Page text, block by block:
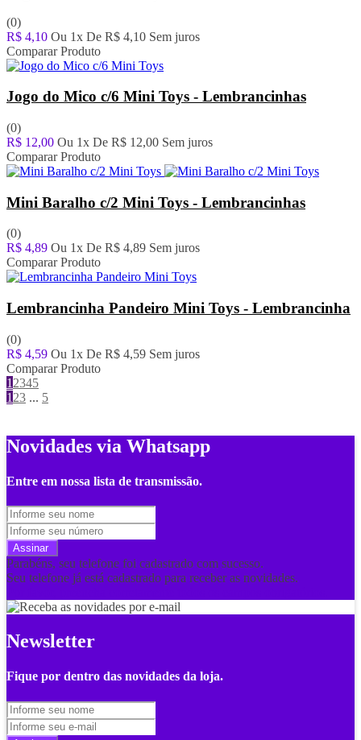
(0)
R$ 4,10 Ou 1x De R$ 4,10 Sem juros
Comparar Produto
Jogo do Mico c/6 Mini Toys - Lembrancinhas
(0)
R$ 12,00 Ou 1x De R$ 12,00 Sem juros
Comparar Produto
Mini Baralho c/2 Mini Toys - Lembrancinhas
(0)
R$ 4,89 Ou 1x De R$ 4,89 Sem juros
Comparar Produto
Lembrancinha Pandeiro Mini Toys - Lembrancinha
(0)
R$ 4,59 Ou 1x De R$ 4,59 Sem juros
Comparar Produto
1 2345
1 23 ... 5
Novidades via Whatsapp
Entre em nossa lista de transmissão.
Assinar
Parabéns, seu telefone foi cadastrado com sucesso.
Seu telefone já está cadastrado para receber as novidades.
Newsletter
Fique por dentro das novidades da loja.